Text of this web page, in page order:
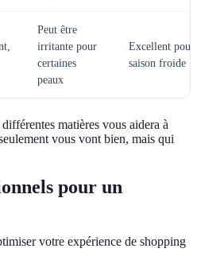
Peut être
irritante pour
certaines
peaux
Excellent pour
saison froide
matières vous aidera à
vous vont bien, mais qui
pour un
votre expérience de shopping